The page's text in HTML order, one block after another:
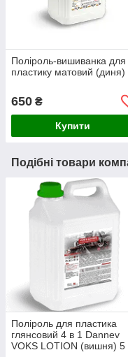
Поліроль-вишиванка для
пластику матовий (диня)
650 ₴
Купити
Подібні товари
Поліроль для пластика
глянсовий 4 в 1 Dannev
VOKS LOTION (вишня) 5